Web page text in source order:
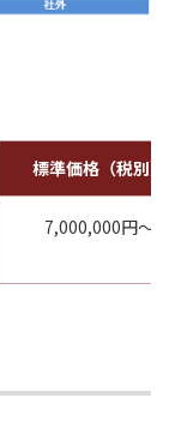
標準価格（税別）
7,000,000円～